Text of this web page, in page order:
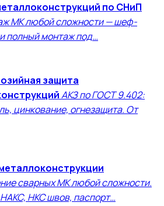
по СНиП
МК любой сложности — шеф-
полный монтаж под…
защита
АКЗ по ГОСТ 9.402:
цинкование, огнезащита. От
сварных МК любой сложности.
НКС швов, паспорт…